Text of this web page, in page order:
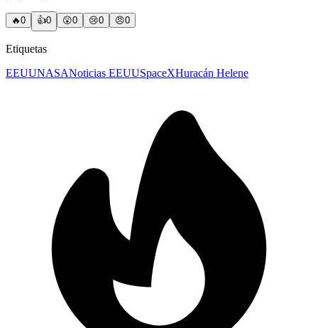
🔥0 👍0 😲0 😢0 😠0
Etiquetas
EEUUNASANoticias EEUUSpaceXHuracán Helene